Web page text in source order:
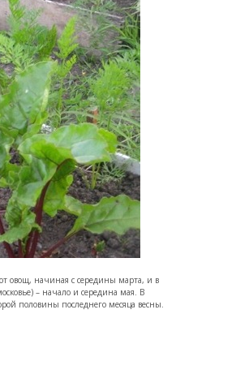
овощ, начиная с середины марта, и в
– начало и середина мая. В
половины последнего месяца весны.